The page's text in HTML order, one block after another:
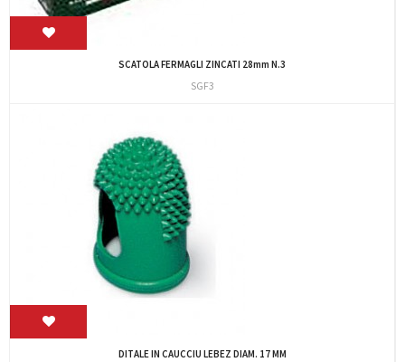
SCATOLA FERMAGLI ZINCATI 28mm N.3
SGF3
DITALE IN CAUCCIU LEBEZ DIAM. 17 MM